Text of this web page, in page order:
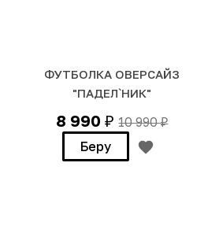
ФУТБОЛКА ОВЕРСАЙЗ
"ПАДЕЛ`НИК"
8 990₽ 10 990₽
Беру